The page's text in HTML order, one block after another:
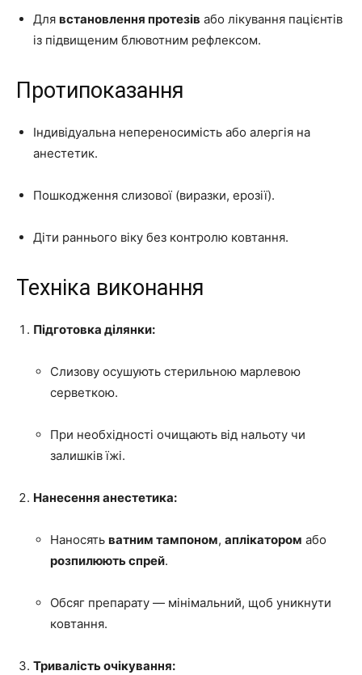
Для встановлення протезів або лікування пацієнтів
із підвищеним блювотним рефлексом.
Протипоказання
Індивідуальна непереносимість або алергія на
анестетик.
Пошкодження слизової (виразки, ерозії).
Діти раннього віку без контролю ковтання.
Техніка виконання
Підготовка ділянки:
Слизову осушують стерильною марлевою
серветкою.
При необхідності очищають від нальоту чи
залишків їжі.
Нанесення анестетика:
Наносять ватним тампоном, аплікатором або
розпилюють спрей.
Обсяг препарату — мінімальний, щоб уникнути
ковтання.
Тривалість очікування: